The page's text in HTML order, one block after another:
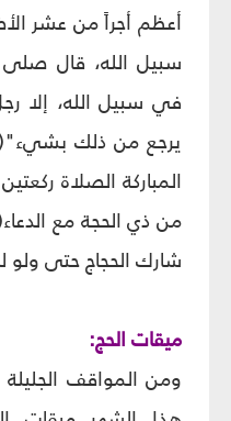
أعظم أجراً من عشر
سبيل الله، قال صلى
في سبيل الله، إلا
المباركة الصلاة
شارك الحجاج حتى ولو
ميقات الحج:
ومن المواقف